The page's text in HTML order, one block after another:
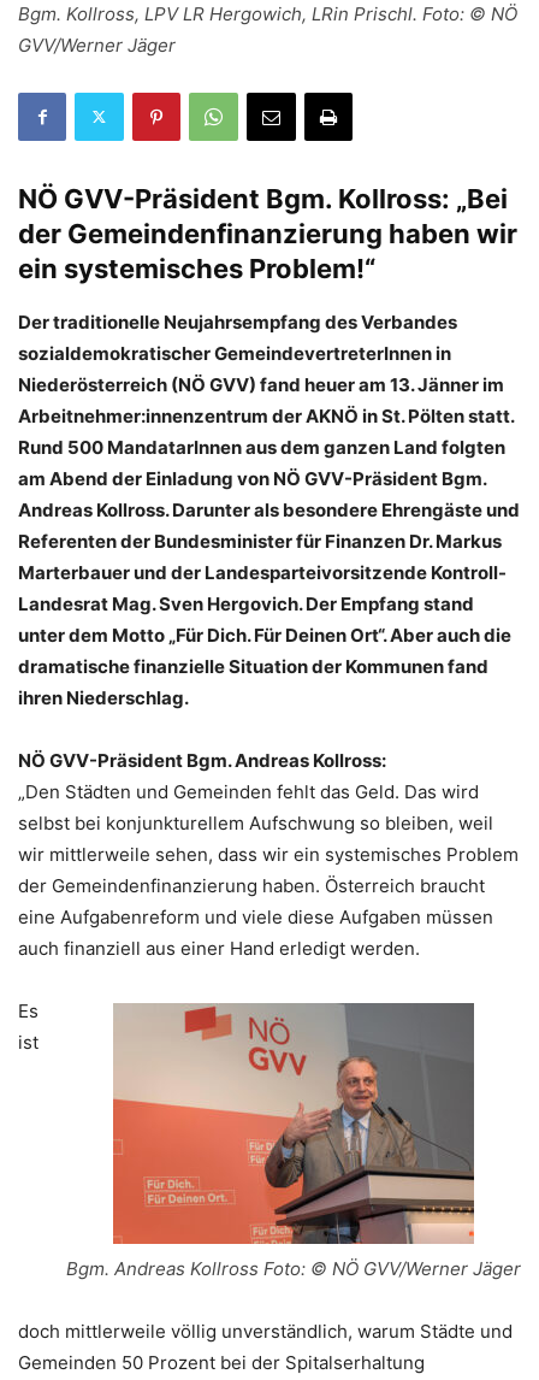
Bgm. Kollross, LPV LR Hergowich, LRin Prischl. Foto: © NÖ
GVV/Werner Jäger
NÖ GVV-Präsident Bgm. Kollross: „Bei
der Gemeindenfinanzierung haben wir
ein systemisches Problem!“
Der traditionelle Neujahrsempfang des Verbandes
sozialdemokratischer GemeindevertreterInnen in
Niederösterreich (NÖ GVV) fand heuer am 13. Jänner im
Arbeitnehmer:innenzentrum der AKNÖ in St. Pölten statt.
Rund 500 MandatarInnen aus dem ganzen Land folgten
am Abend der Einladung von NÖ GVV-Präsident Bgm.
Andreas Kollross. Darunter als besondere Ehrengäste und
Referenten der Bundesminister für Finanzen Dr. Markus
Marterbauer und der Landesparteivorsitzende Kontroll-
Landesrat Mag. Sven Hergovich. Der Empfang stand
unter dem Motto „Für Dich. Für Deinen Ort“. Aber auch die
dramatische finanzielle Situation der Kommunen fand
ihren Niederschlag.
NÖ GVV-Präsident Bgm. Andreas Kollross:
„Den Städten und Gemeinden fehlt das Geld. Das wird
selbst bei konjunkturellem Aufschwung so bleiben, weil
wir mittlerweile sehen, dass wir ein systemisches Problem
der Gemeindenfinanzierung haben. Österreich braucht
eine Aufgabenreform und viele diese Aufgaben müssen
auch finanziell aus einer Hand erledigt werden.
Bgm. Andreas Kollross Foto: © NÖ GVV/Werner Jäger
Es
ist
doch mittlerweile völlig unverständlich, warum Städte und
Gemeinden 50 Prozent bei der Spitalserhaltung